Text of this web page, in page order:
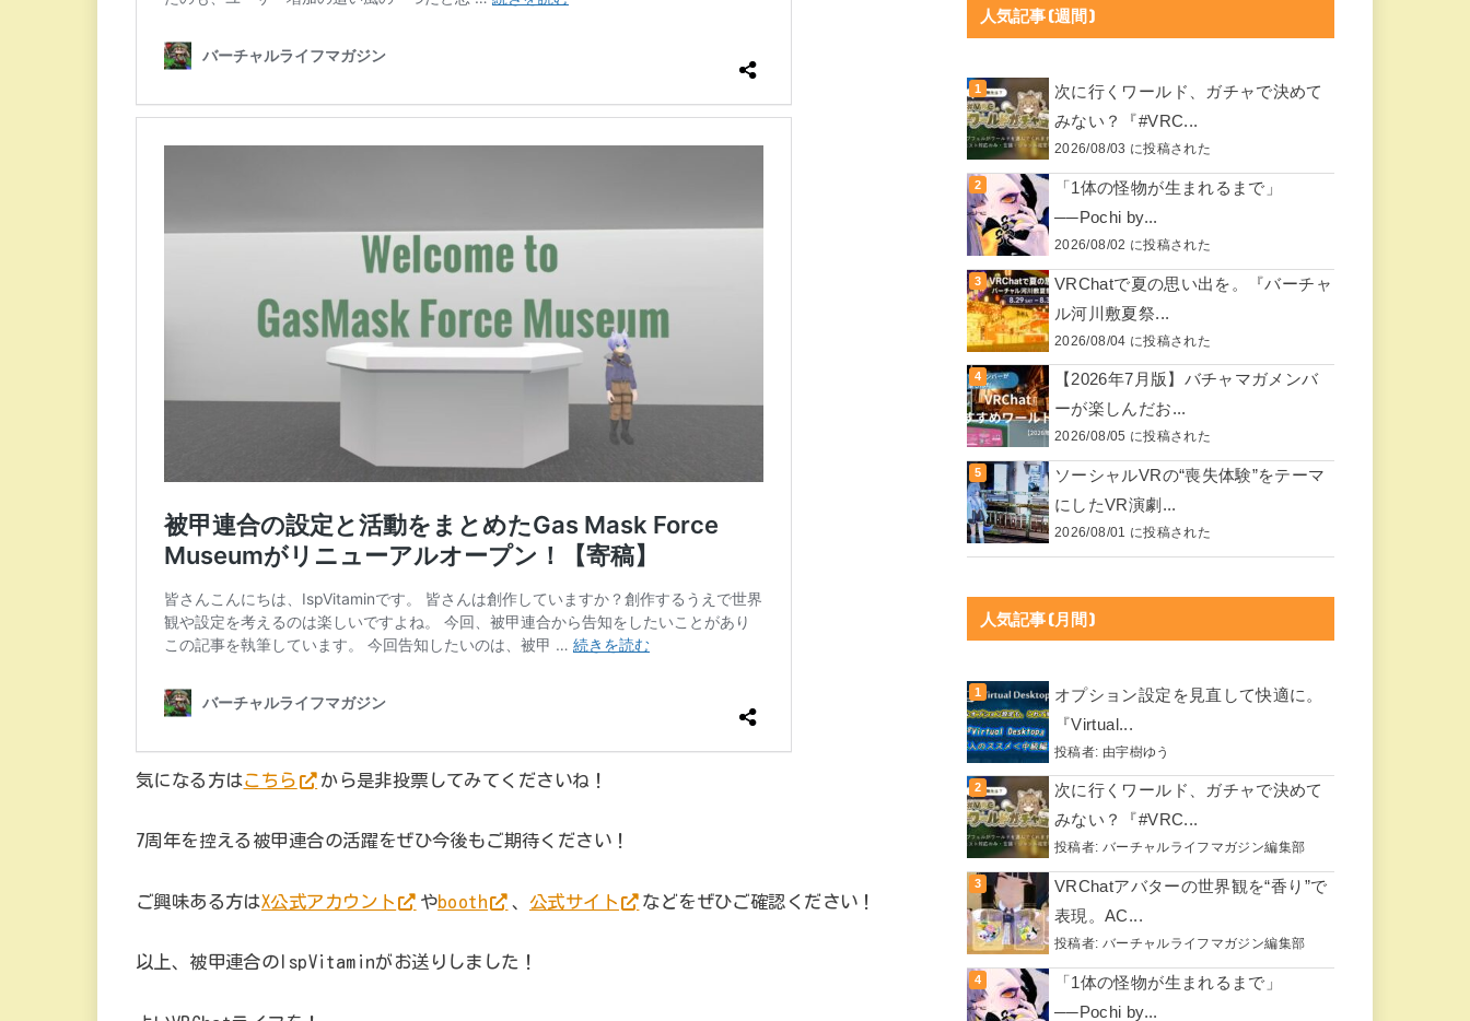
気になる方はこちら から是非投票してみてくださいね！
7周年を控える被甲連合の活躍をぜひ今後もご期待ください！
ご興味ある方はX公式アカウント やbooth 、 公式サイト などをぜひご確認ください！
以上、被甲連合のIspVitaminがお送りしました！
人気記事(週間)
次に行くワールド、ガチャで決めて
みない？『#VRC...
2026/08/03 に投稿された
「1体の怪物が生まれるまで」
──Pochi by...
2026/08/02 に投稿された
VRChatで夏の思い出を。『バーチャ
ル河川敷夏祭...
2026/08/04 に投稿された
【2026年7月版】バチャマガメンバ
ーが楽しんだお...
2026/08/05 に投稿された
ソーシャルVRの“喪失体験”をテーマ
にしたVR演劇...
2026/08/01 に投稿された
人気記事(月間)
オプション設定を見直して快適に。
『Virtual...
投稿者: 由宇樹ゆう
次に行くワールド、ガチャで決めて
みない？『#VRC...
投稿者: バーチャルライフマガジン編集部
VRChatアバターの世界観を“香り”で
表現。AC...
投稿者: バーチャルライフマガジン編集部
「1体の怪物が生まれるまで」
──Pochi by...